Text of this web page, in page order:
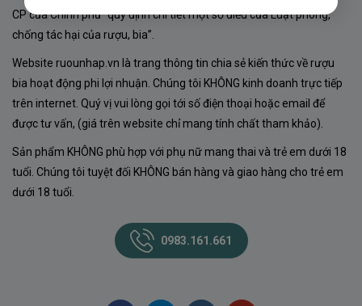
CP của Chính phủ “quy định chi tiết một số điều của Luật phòng,
chống tác hại của rượu, bia”.
Website ruounhap.vn là trang thông tin chia sẻ kiến thức về rượu
bia hoạt động phi lợi nhuận. Chúng tôi KHÔNG kinh doanh trực tiếp
trên internet. Quý vị vui lòng gọi tới số điện thoại hoặc email để
được tư vấn, (giá trên website chỉ mang tính chất tham khảo).
Sản phẩm KHÔNG phù hợp với phụ nữ mang thai và trẻ em dưới 18
tuổi. Chúng tôi tuyệt đối KHÔNG bán hàng và giao hàng cho trẻ em
dưới 18 tuổi.
0983.161.661